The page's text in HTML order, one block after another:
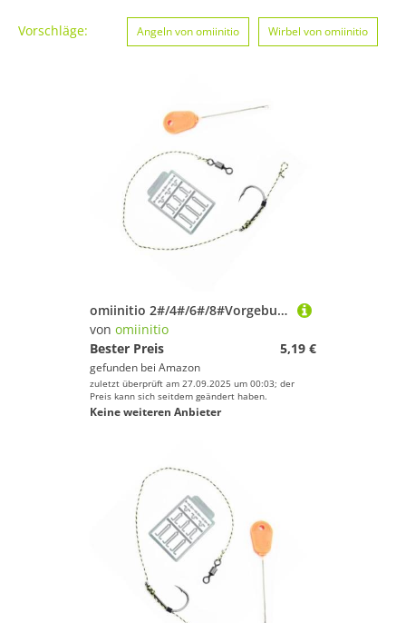
Sortiment. Du kannst auch gezieltAngeln von
omiinitio
Badminton von omiinitiosuchen. Oder
Du schaust etwas breiter und siehst Dich auf unserer
um. In jedem Fall wünschen wir Dir weiter
viel Spaß und Erfolg beim Angeln!
Vorschläge: Angeln von omiinitio Wirbel von omiinitio
omiinitio 2#/4#/6#/8#Vorgebundene Köder Rigs Mit Haken Wirbel Bokie Stop Stop Geflohen
von omiinitio
Bester Preis
5,19 €
gefunden bei Amazon
zuletzt überprüft am 27.09.2025 um 00:03; der
Preis kann sich seitdem geändert haben.
Keine weiteren Anbieter